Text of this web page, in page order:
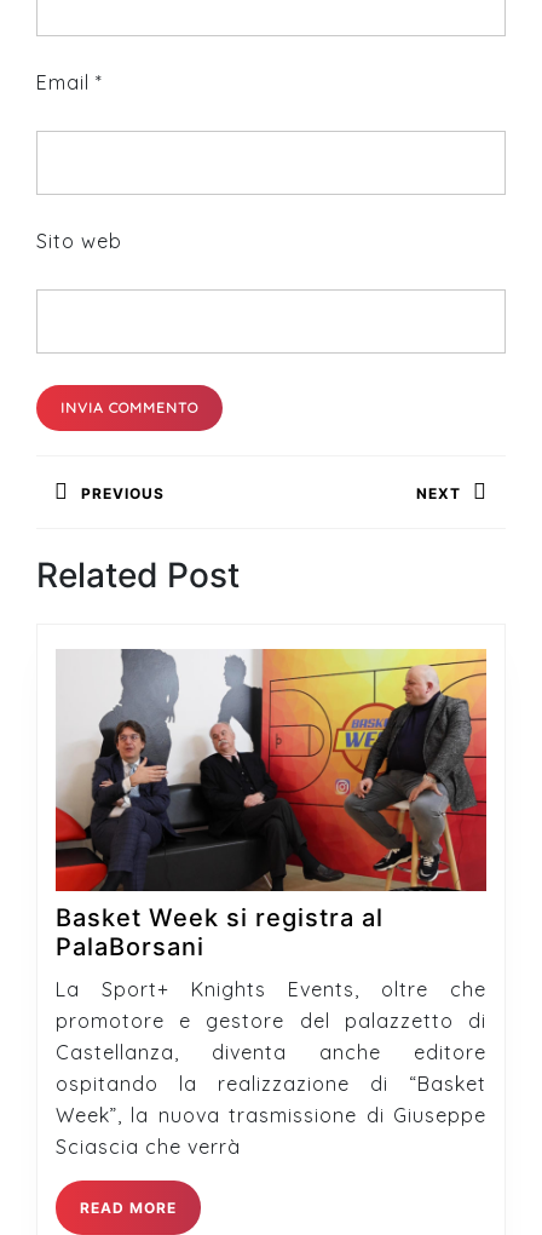
Email *
Sito web
Navigazione
PREVIOUS
post:
NEXT
Related Post
Basket Week si registra al
PalaBorsani
Week
si
registra
al
PalaBorsani
La Sport+ Knights Events, oltre che
promotore e gestore del palazzetto di
Castellanza, diventa anche editore
ospitando la realizzazione di “Basket
Week”, la nuova trasmissione di Giuseppe
Sciascia che verrà
READ MORE READ
MORE